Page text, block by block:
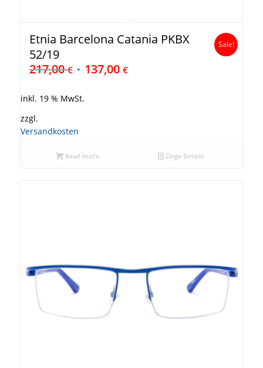
Etnia Barcelona Catania PKBX
52/19
217,00€ 137,00 €
Sale!
inkl. 19 % MwSt.
zzgl.
Versandkosten
Read more Zeige Details